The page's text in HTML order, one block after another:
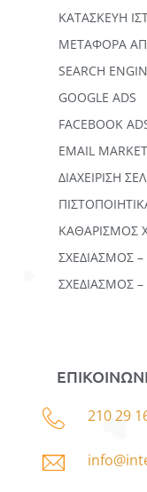
ΚΑΤΑΣΚΕΥΗ
ΜΕΤΑΦΟΡΆ ΑΠΌ
SEARCH
GOOGLE ADS
FACEBOOK
EMAIL
ΔΙΑΧΕΙΡΙΣΗ
ΚΑΘΑΡΙΣΜΟΣ
ΣΧΕΔΙΑΣΜΟΣ
ΣΧΕΔΙΑΣΜΟΣ –
210 29